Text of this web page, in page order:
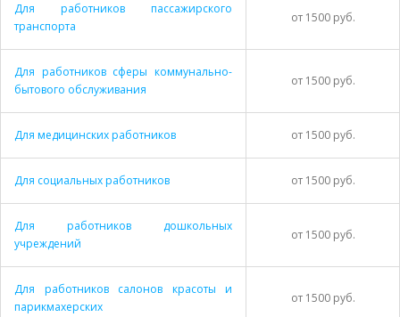
Для работников пассажирского
транспорта
от 1500 руб.
Для работников сферы коммунально-
бытового обслуживания
от 1500 руб.
Для медицинских работников от 1500 руб.
Для социальных работников от 1500 руб.
Для работников дошкольных
учреждений
от 1500 руб.
Для работников салонов красоты и
парикмахерских
от 1500 руб.